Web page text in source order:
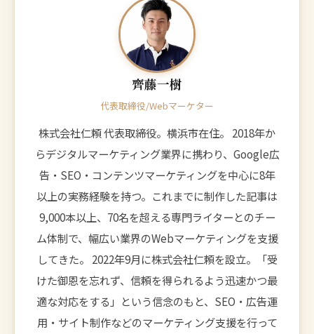
齊藤一樹
代表取締役/Webマーケター
株式会社仁頼 代表取締役。横浜市在住。 2018年か
らデジタルマーケティング業界に携わり、Google広
告・SEO・コンテンツマーケティングを中心に8年
以上の実務経験を持つ。これまでに制作した記事は
9,000本以上、70名を超える専門ライターとのチー
ム体制で、幅広い業界のWebマーケティングを支援
してきた。 2022年9月に株式会社仁頼を設立。「受
けた御恩を忘れず、信頼を得られるよう迅速かつ最
適な対応をする」という信念のもと、SEO・広告運
用・サイト制作などのマーケティング支援を行って